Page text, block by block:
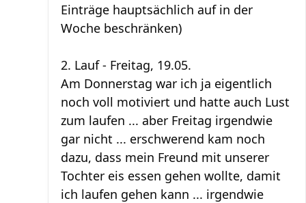
Einträge hauptsächlich auf in der
Woche beschränken)
2. Lauf - Freitag, 19.05.
Am Donnerstag war ich ja eigentlich
noch voll motiviert und hatte auch Lust
zum laufen ... aber Freitag irgendwie
gar nicht ... erschwerend kam noch
dazu, dass mein Freund mit unserer
Tochter eis essen gehen wollte, damit
ich laufen gehen kann ... irgendwie